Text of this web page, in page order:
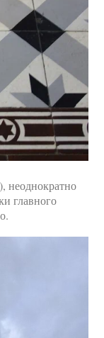
неоднократно
главного